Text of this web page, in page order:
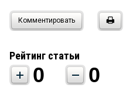
Комментировать
Рейтинг статьи
0 0